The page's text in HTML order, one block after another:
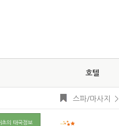
초의 태국정보
호텔
스파/마사지 >